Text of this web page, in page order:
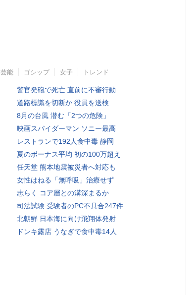
芸能 ゴシップ 女子 トレンド
警官発砲で死亡 直前に不審行動
道路標識を切断か 役員を送検
8月の台風 潜む「2つの危険」
映画スパイダーマン ソニー最高
レストランで192人食中毒 静岡
夏のボーナス平均 初の100万超え
任天堂 熊本地震被災者へ対応も
女性はねる「無呼吸」治療せず
志らく コア層との溝深まるか
司法試験 受験者のPC不具合247件
北朝鮮 日本海に向け飛翔体発射
ドンキ露店 うなぎで食中毒14人